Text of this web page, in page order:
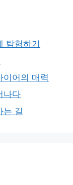
탐험하기
이어의 매력
나다
는 길